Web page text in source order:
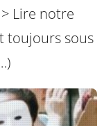
> Lire notre
toujours sous